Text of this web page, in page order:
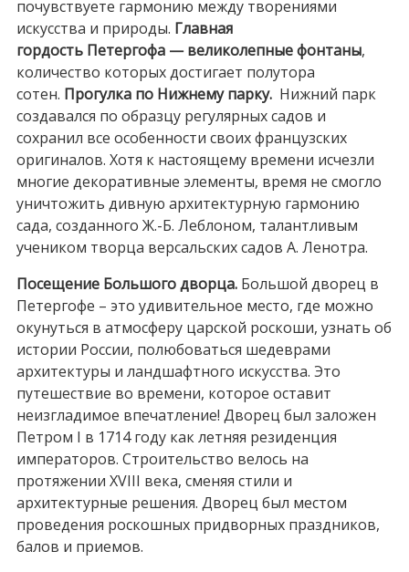
почувствуете гармонию между творениями
искусства и природы. Главная
гордость Петергофа — великолепные фонтаны,
количество которых достигает полутора
сотен. Прогулка по Нижнему парку. Нижний парк
создавался по образцу регулярных садов и
сохранил все особенности своих французских
оригиналов. Хотя к настоящему времени исчезли
многие декоративные элементы, время не смогло
уничтожить дивную архитектурную гармонию
сада, созданного Ж.-Б. Леблоном, талантливым
учеником творца версальских садов А. Ленотра.
Посещение Большого дворца. Большой дворец в
Петергофе – это удивительное место, где можно
окунуться в атмосферу царской роскоши, узнать об
истории России, полюбоваться шедеврами
архитектуры и ландшафтного искусства. Это
путешествие во времени, которое оставит
неизгладимое впечатление! Дворец был заложен
Петром I в 1714 году как летняя резиденция
императоров. Строительство велось на
протяжении XVIII века, сменяя стили и
архитектурные решения. Дворец был местом
проведения роскошных придворных праздников,
балов и приемов.